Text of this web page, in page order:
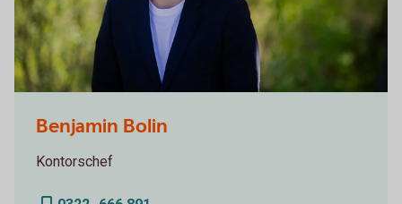
Benjamin Bolin
Kontorschef